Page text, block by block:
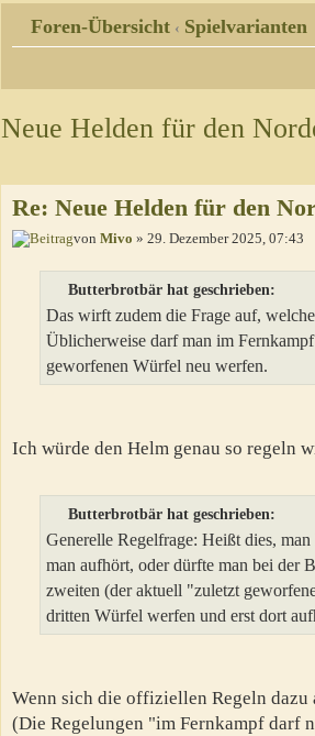
Foren-Übersicht ‹ Spielvarianten
Neue Helden für den
Re: Neue Helden für den
von Mivo » 29. Dezember 2025, 07:43
Butterbrotbär hat geschrieben:
Das wirft zudem die Frage auf,
Üblicherweise darf man im
geworfenen Würfel neu werfen.
Ich würde den Helm genau so regeln
Butterbrotbär hat geschrieben:
Generelle Regelfrage: Heißt dies,
man aufhört, oder dürfte man bei der
zweiten (der aktuell "zuletzt
dritten Würfel werfen und erst dort
Wenn sich die offiziellen Regeln dazu
(Die Regelungen "im Fernkampf darf